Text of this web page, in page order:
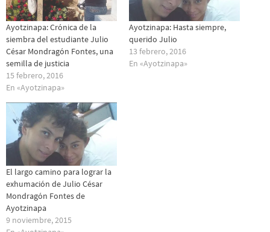
Ayotzinapa: Crónica de la
siembra del estudiante Julio
César Mondragón Fontes, una
semilla de justicia
15 febrero, 2016
En «Ayotzinapa»
Ayotzinapa: Hasta siempre,
querido Julio
13 febrero, 2016
En «Ayotzinapa»
El largo camino para lograr la
exhumación de Julio César
Mondragón Fontes de
Ayotzinapa
9 noviembre, 2015